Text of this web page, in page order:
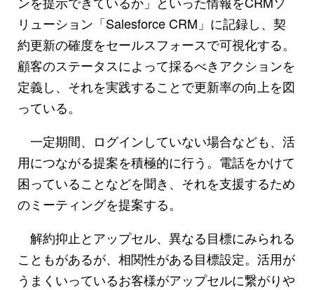
リューション「Salesforce CRM」に記録し、契
約更新の確度をセールスフォースで可視化する。
顧客のステータスによって採るべきアクションを
定義し、それを実践することで更新率の向上を図
っている。
一定期間、ログインしていない場合なども、活
用につながる提案を積極的に行う。電話をかけて
困っていることなどを聞き、それを支援するため
のミーティングを提案する。
解約抑止とアップセル、異なる目標にみられる
こともがあるが、相関性がある目標設定。活用が
うまくいっているお客様がアップセルに繋がりや